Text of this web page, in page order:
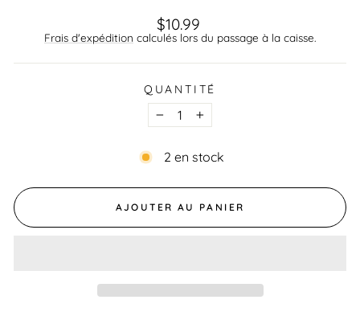
Prix
régulier
$10.99
Frais d'expédition calculés lors du passage à la caisse.
QUANTITÉ
− +
2 en stock
AJOUTER AU PANIER